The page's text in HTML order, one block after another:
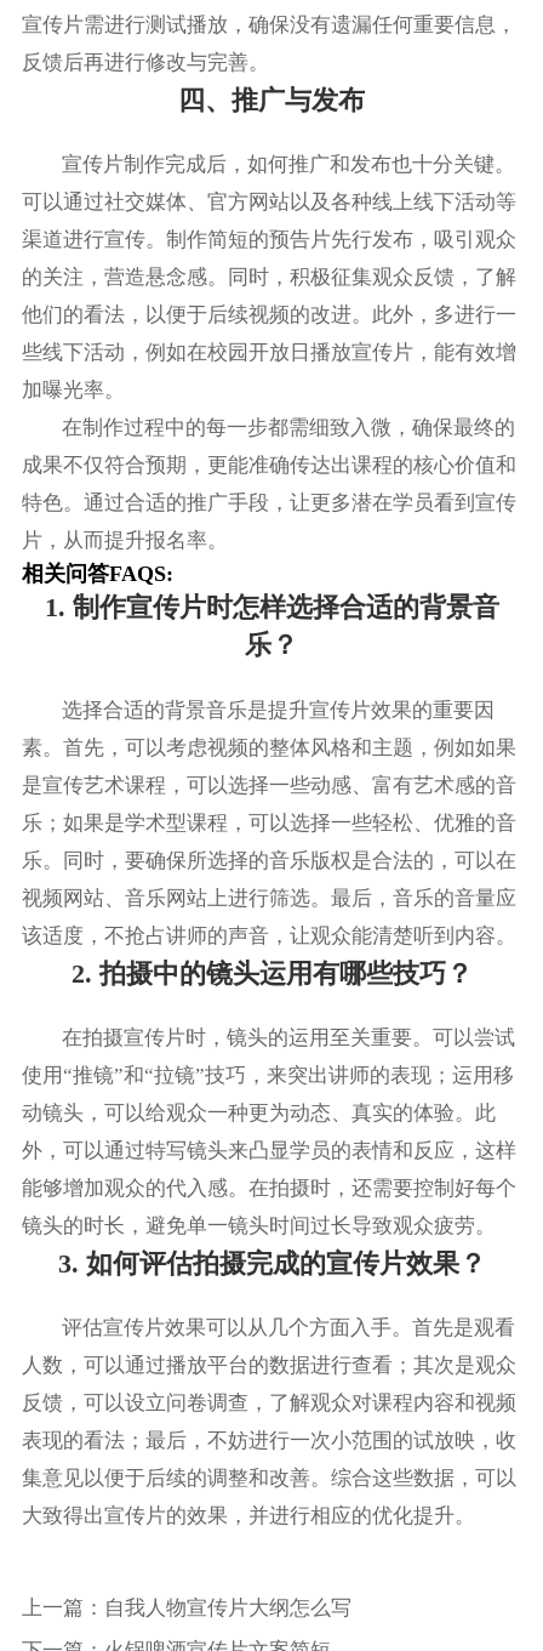
宣传片需进行测试播放，确保没有遗漏任何重要信息，
反馈后再进行修改与完善。
四、推广与发布
宣传片制作完成后，如何推广和发布也十分关键。
可以通过社交媒体、官方网站以及各种线上线下活动等
渠道进行宣传。制作简短的预告片先行发布，吸引观众
的关注，营造悬念感。同时，积极征集观众反馈，了解
他们的看法，以便于后续视频的改进。此外，多进行一
些线下活动，例如在校园开放日播放宣传片，能有效增
加曝光率。
在制作过程中的每一步都需细致入微，确保最终的
成果不仅符合预期，更能准确传达出课程的核心价值和
特色。通过合适的推广手段，让更多潜在学员看到宣传
片，从而提升报名率。
相关问答FAQS:
1. 制作宣传片时怎样选择合适的背景音
乐？
选择合适的背景音乐是提升宣传片效果的重要因
素。首先，可以考虑视频的整体风格和主题，例如如果
是宣传艺术课程，可以选择一些动感、富有艺术感的音
乐；如果是学术型课程，可以选择一些轻松、优雅的音
乐。同时，要确保所选择的音乐版权是合法的，可以在
视频网站、音乐网站上进行筛选。最后，音乐的音量应
该适度，不抢占讲师的声音，让观众能清楚听到内容。
2. 拍摄中的镜头运用有哪些技巧？
在拍摄宣传片时，镜头的运用至关重要。可以尝试
使用“推镜”和“拉镜”技巧，来突出讲师的表现；运用移
动镜头，可以给观众一种更为动态、真实的体验。此
外，可以通过特写镜头来凸显学员的表情和反应，这样
能够增加观众的代入感。在拍摄时，还需要控制好每个
镜头的时长，避免单一镜头时间过长导致观众疲劳。
3. 如何评估拍摄完成的宣传片效果？
评估宣传片效果可以从几个方面入手。首先是观看
人数，可以通过播放平台的数据进行查看；其次是观众
反馈，可以设立问卷调查，了解观众对课程内容和视频
表现的看法；最后，不妨进行一次小范围的试放映，收
集意见以便于后续的调整和改善。综合这些数据，可以
大致得出宣传片的效果，并进行相应的优化提升。
上一篇： 自我人物宣传片大纲怎么写